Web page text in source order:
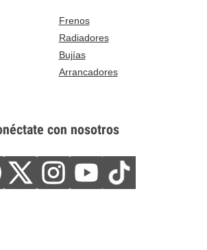
Frenos
Radiadores
Bujías
Arrancadores
con nosotros